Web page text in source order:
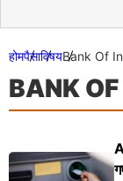
होमपैसाविषयBank Of
BANK